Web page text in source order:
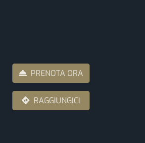
PRENOTA ORA
RAGGIUNGICI